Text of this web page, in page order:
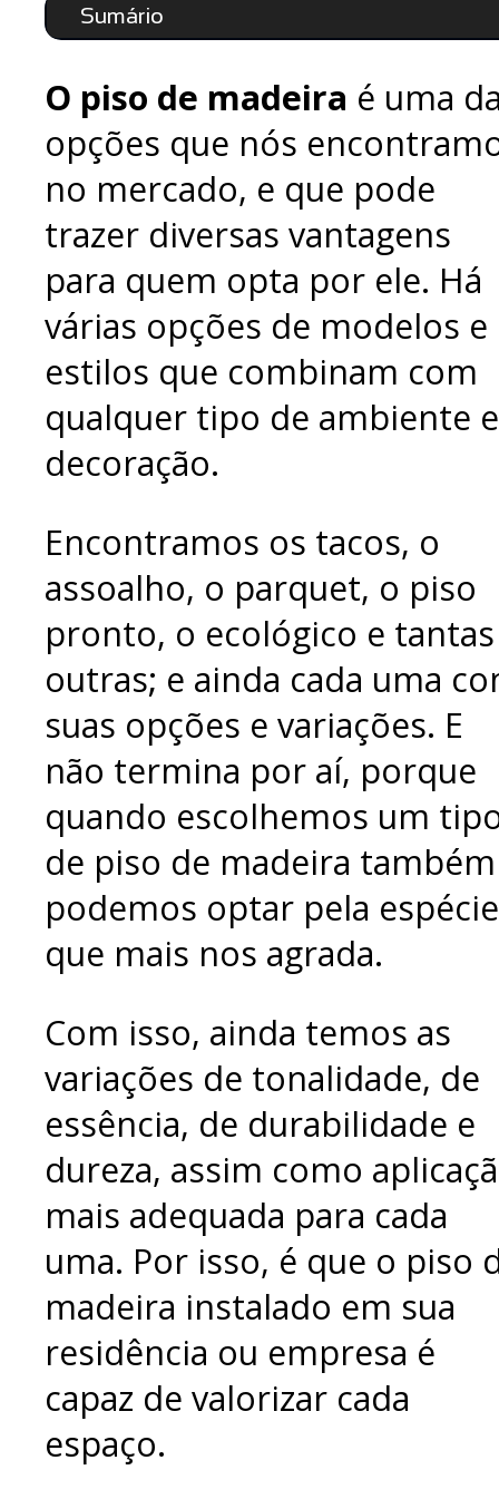
Sumário
O piso de madeira é uma
opções que nós
no mercado, e que pode
trazer diversas vantagens
para quem opta por ele. Há
várias opções de modelos e
estilos que combinam com
qualquer tipo de ambiente e
decoração.
Encontramos os tacos, o
assoalho, o parquet, o piso
pronto, o ecológico e tantas
outras; e ainda cada uma
suas opções e variações. E
não termina por aí, porque
quando escolhemos um
de piso de madeira também
podemos optar pela espécie
que mais nos agrada.
Com isso, ainda temos as
variações de tonalidade, de
essência, de durabilidade e
dureza, assim como
mais adequada para cada
uma. Por isso, é que o piso
madeira instalado em sua
residência ou empresa é
capaz de valorizar cada
espaço.